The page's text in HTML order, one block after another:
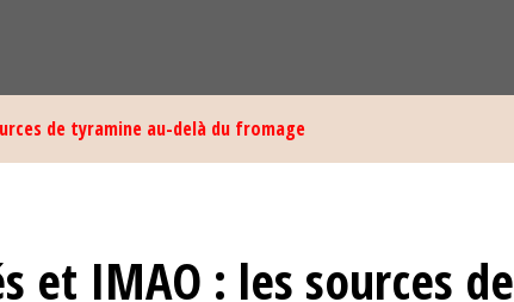
de tyramine au-delà du fromage
et IMAO : les sources de